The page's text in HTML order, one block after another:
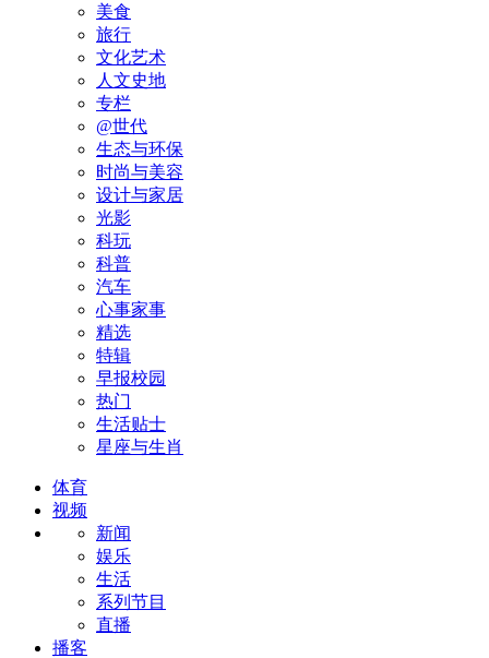
美食
旅行
文化艺术
人文史地
专栏
@世代
生态与环保
时尚与美容
设计与家居
光影
科玩
科普
汽车
心事家事
精选
特辑
早报校园
热门
生活贴士
星座与生肖
体育
视频
新闻
娱乐
生活
系列节目
直播
播客